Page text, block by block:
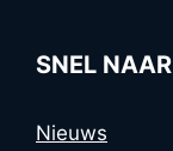
SNEL NAAR
Nieuws